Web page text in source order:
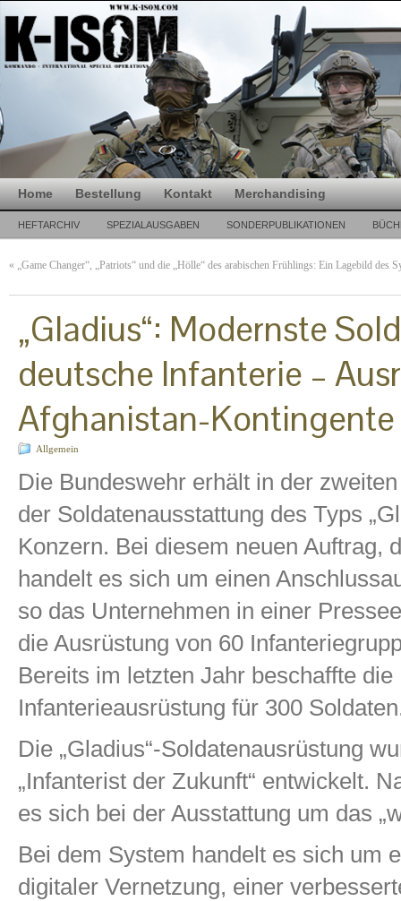
Home Bestellung Kontakt Merchandising
HEFTARCHIV SPEZIALAUSGABEN SONDERPUBLIKATIONEN
« „Game Changer“, „Patriots“ und die „Hölle“ des arabischen Frühlings: Ein Lagebild des
„Gladius“: Modernste
deutsche Infanterie –
Afghanistan-Kontingente
Allgemein
Die Bundeswehr erhält in der
der Soldatenausstattung des Typs
Konzern. Bei diesem neuen Auftrag,
handelt es sich um einen
so das Unternehmen in einer
die Ausrüstung von 60
Bereits im letzten Jahr beschaffte
Infanterieausrüstung für 300
Die „Gladius“-Soldatenausrüstung
„Infanterist der Zukunft“ entwickelt.
es sich bei der Ausstattung um das
Bei dem System handelt es sich um
digitaler Vernetzung, einer